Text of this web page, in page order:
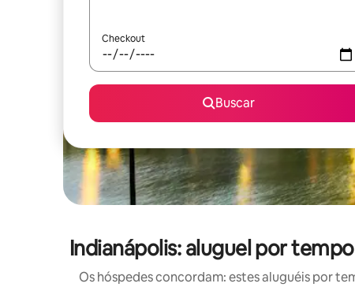
Checkout
Buscar
Indianápolis: aluguel por
Os hóspedes concordam: estes aluguéis por